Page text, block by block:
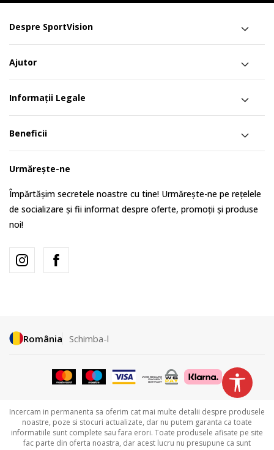
Despre SportVision
Ajutor
Informații Legale
Beneficii
Urmărește-ne
Împărtășim secretele noastre cu tine! Urmărește-ne pe rețelele
de socializare și fii informat despre oferte, promoții și produse
noi!
România Schimba-l
Incercam in permanenta sa oferim cat mai multe detalii despre produsele
noastre, poze si stocuri actualizate, dar nu putem garanta ca toate
informatiile sunt complete sau fara erori. Toate produsele afisate pe site
fac parte din oferta noastra, dar acest lucru nu presupune ca sunt